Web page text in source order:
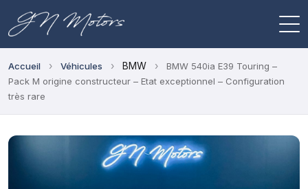
Accueil › Véhicules › BMW ›
BMW 540ia E39 Touring –
Pack M origine constructeur – Etat exceptionnel – Configuration
très rare